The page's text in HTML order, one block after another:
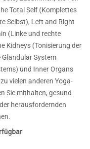
Total Self (Komplettes
Selbst), Left and Right
(Linke und rechte
Kidneys (Tonisierung der
Glandular System
und Inner Organs
vielen anderen Yoga-
Sie mithalten, gesund
herausfordernden